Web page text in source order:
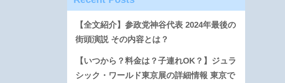
【全文紹介】参政党神谷代表 2024年最後の
街頭演説 その内容とは？
【いつから？料金は？子連れOK？】ジュラ
シック・ワールド東京展の詳細情報 東京で